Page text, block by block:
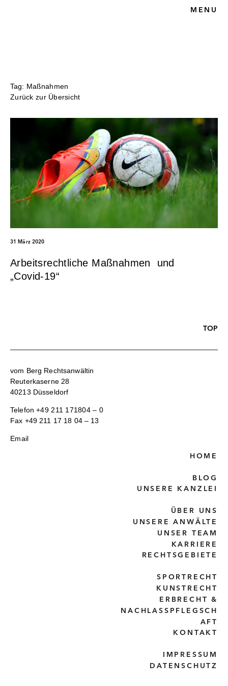
MENU
Tag: Maßnahmen
Zurück zur Übersicht
31 März 2020
Arbeitsrechtliche Maßnahmen und
„Covid-19“
TOP
vom Berg Rechtsanwältin
Reuterkaserne 28
40213 Düsseldorf
Telefon+49 211 171804 – 0
Fax +49 211 17 18 04 – 13
Email
HOME
BLOG
UNSERE KANZLEI
ÜBER UNS
UNSERE ANWÄLTE
UNSER TEAM
KARRIERE
RECHTSGEBIETE
SPORTRECHT
KUNSTRECHT
ERBRECHT &
NACHLASSPFLEGSCH
AFT
KONTAKT
IMPRESSUM
DATENSCHUTZ